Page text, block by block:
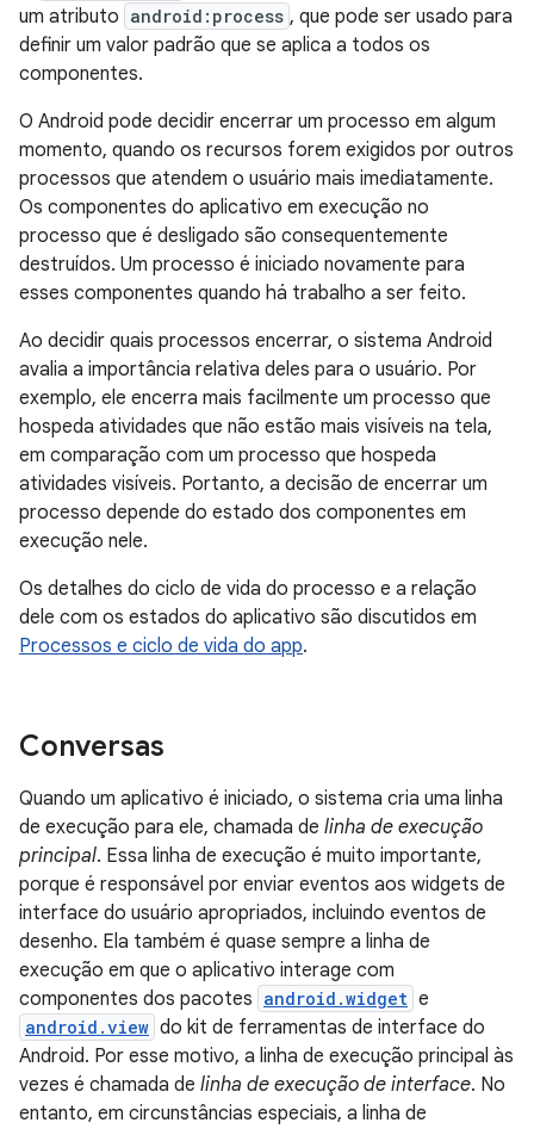
um atributo android:process , que pode ser usado para
definir um valor padrão que se aplica a todos os
componentes.
O Android pode decidir encerrar um processo em algum
momento, quando os recursos forem exigidos por outros
processos que atendem o usuário mais imediatamente.
Os componentes do aplicativo em execução no
processo que é desligado são consequentemente
destruídos. Um processo é iniciado novamente para
esses componentes quando há trabalho a ser feito.
Ao decidir quais processos encerrar, o sistema Android
avalia a importância relativa deles para o usuário. Por
exemplo, ele encerra mais facilmente um processo que
hospeda atividades que não estão mais visíveis na tela,
em comparação com um processo que hospeda
atividades visíveis. Portanto, a decisão de encerrar um
processo depende do estado dos componentes em
execução nele.
Os detalhes do ciclo de vida do processo e a relação
dele com os estados do aplicativo são discutidos em
Processos e ciclo de vida do app.
Conversas
Quando um aplicativo é iniciado, o sistema cria uma linha
de execução para ele, chamada de linha de execução
principal. Essa linha de execução é muito importante,
porque é responsável por enviar eventos aos widgets de
interface do usuário apropriados, incluindo eventos de
desenho. Ela também é quase sempre a linha de
execução em que o aplicativo interage com
componentes dos pacotes android.widget e
android.view do kit de ferramentas de interface do
Android. Por esse motivo, a linha de execução principal às
vezes é chamada de linha de execução de interface. No
entanto, em circunstâncias especiais, a linha de